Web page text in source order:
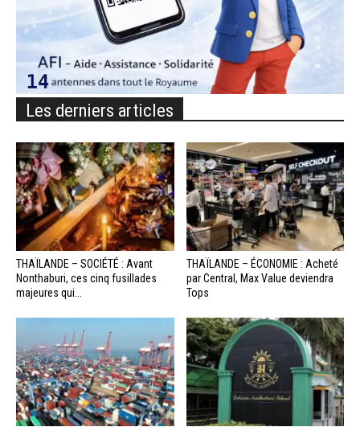
Les derniers articles
THAÏLANDE – SOCIÉTÉ : Avant
Nonthaburi, ces cinq fusillades
majeures qui...
THAÏLANDE – ÉCONOMIE : Acheté
par Central, Max Value deviendra
Tops